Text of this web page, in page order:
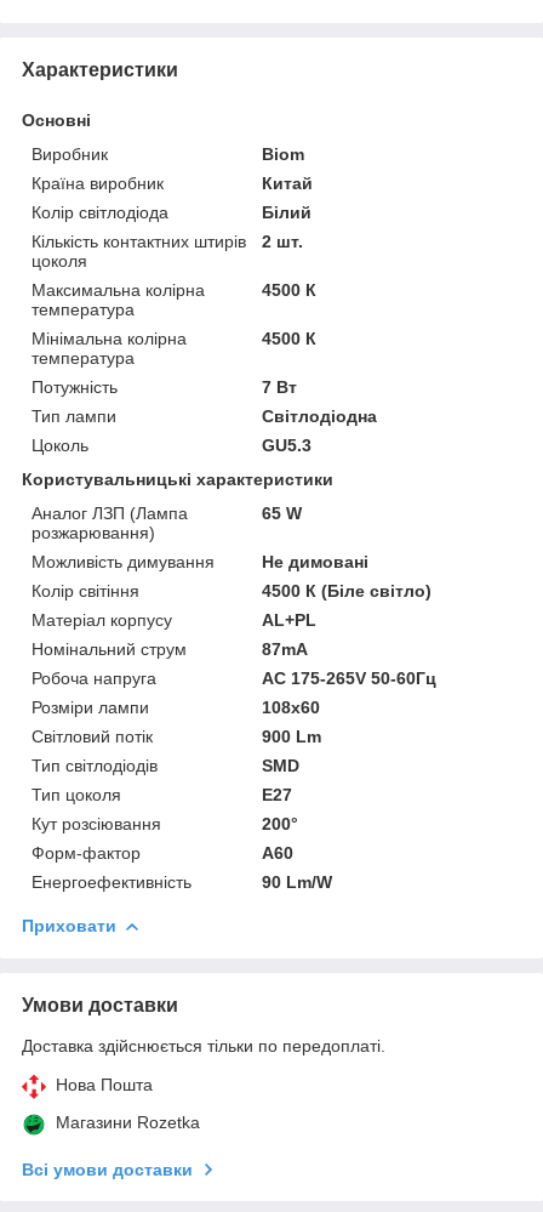
Характеристики
Основні
Виробник
Biom
Країна виробник
Китай
Колір світлодіода
Білий
Кількість контактних штирів
цоколя
2 шт.
Максимальна колірна
температура
4500 К
Мінімальна колірна
температура
4500 К
Потужність
7 Вт
Тип лампи
Світлодіодна
Цоколь
GU5.3
Користувальницькі характеристики
Аналог ЛЗП (Лампа
розжарювання)
65 W
Можливість димування
Не димовані
Колір світіння
4500 К (Біле світло)
Матеріал корпусу
AL+PL
Номінальний струм
87mA
Робоча напруга
AC 175-265V 50-60Гц
Розміри лампи
108x60
Світловий потік
900 Lm
Тип світлодіодів
SMD
Тип цоколя
E27
Кут розсіювання
200°
Форм-фактор
A60
Енергоефективність
90 Lm/W
Приховати
Умови доставки
Доставка здійснюється тільки по передоплаті.
Нова Пошта
Магазини Rozetka
Всі умови доставки